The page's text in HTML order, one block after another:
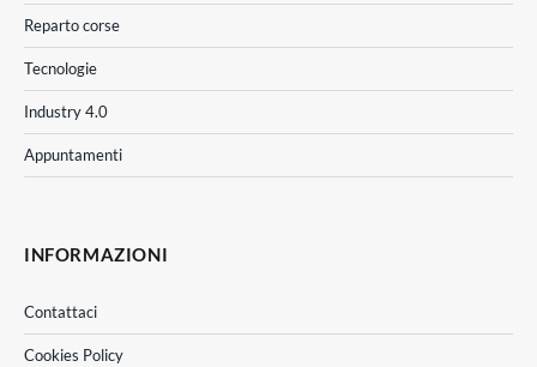
Reparto corse
Tecnologie
Industry 4.0
Appuntamenti
INFORMAZIONI
Contattaci
Cookies Policy